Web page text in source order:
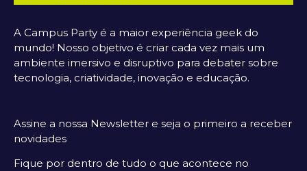
A Campus Party é a maior experiência geek do
mundo! Nosso objetivo é criar cada vez mais um
ambiente imersivo e disruptivo para debater sobre
tecnologia, criatividade, inovação e educação.
Assine a nossa Newsletter e seja o primeiro a receber
novidades
Fique por dentro de tudo o que acontece no